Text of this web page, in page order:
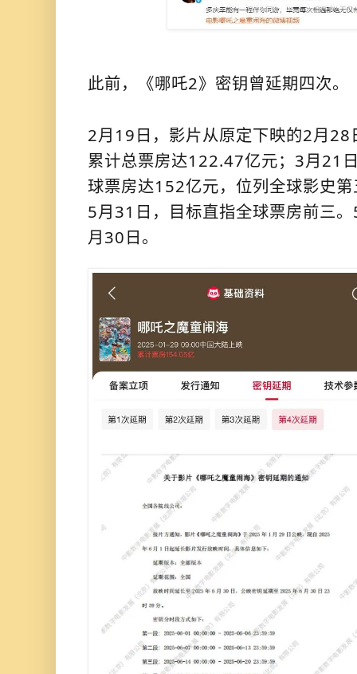
此前，《哪吒2》密钥曾延期四次。
2月19日，影片从原定下映的2月
累计总票房达122.47亿元； 3月21
球票房达152亿元，位列全球影史
5月31日，目标直指全球票房前三。
月30日。